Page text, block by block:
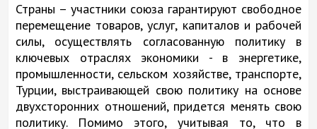
Страны – участники союза гарантируют свободное
перемещение товаров, услуг, капиталов и рабочей
силы, осуществлять согласованную политику в
ключевых отраслях экономики - в энергетике,
промышленности, сельском хозяйстве, транспорте,
Турции, выстраивающей свою политику на основе
двухсторонних отношений, придется менять свою
политику. Помимо этого, учитывая то, что в